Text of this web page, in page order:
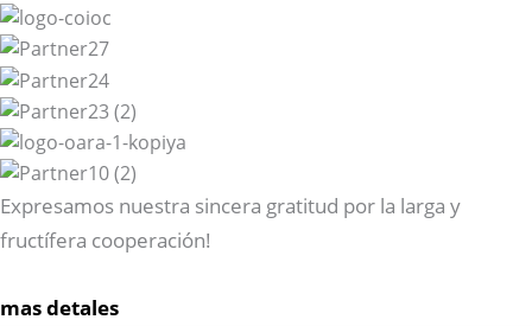
Expresamos nuestra sincera gratitud por la larga y
fructífera cooperación!
mas detales